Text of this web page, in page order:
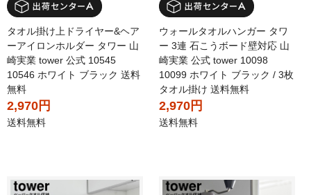
タオル掛け上ドライヤー&ヘア
ーアイロンホルダー タワー 山
崎実業 tower 公式 10545
10546 ホワイト ブラック 送料
無料
2,970円
送料無料
ウォールタオルハンガー タワ
ー 3連 石こうボード壁対応 山
崎実業 公式 tower 10098
10099 ホワイト ブラック / 3枚
タオル掛け 送料無料
2,970円
送料無料